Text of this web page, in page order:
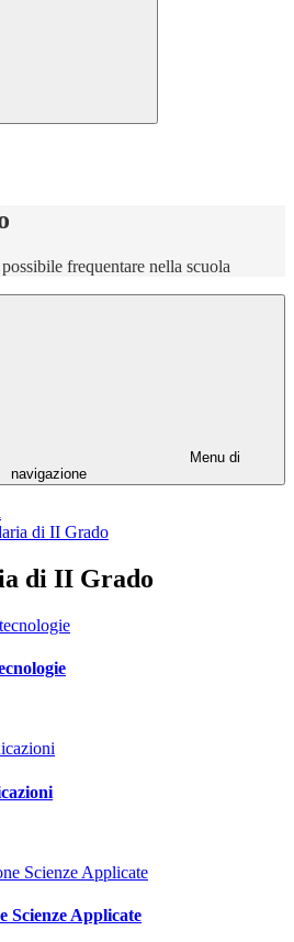
frequentare nella scuola
Menu di
navigazione
di II Grado
di II Grado
Scienze Applicate